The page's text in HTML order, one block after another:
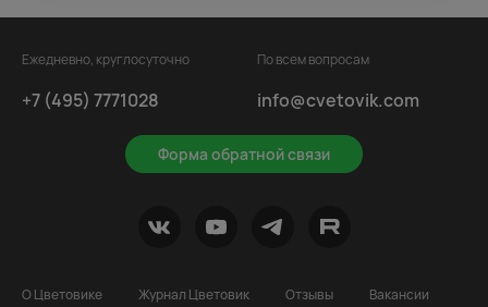
Ежедневно, круглосуточно
+7 (495) 7771028
Форма обратной связи
По всем вопросам
info@cvetovik.com
О Цветовике Журнал Цветовик Отзывы
Вакансии